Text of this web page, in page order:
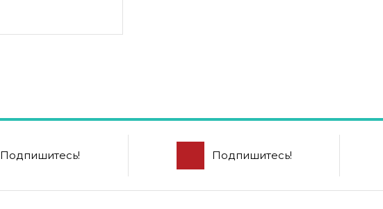
Подпишитесь! Подпишитесь!